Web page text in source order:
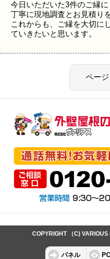
今日いただいた3件のご縁
丁寧に現地調査とお見積り
これからも、ご縁を大切に
ていきたいと思います。
COPYRIGHT （C)
パネル